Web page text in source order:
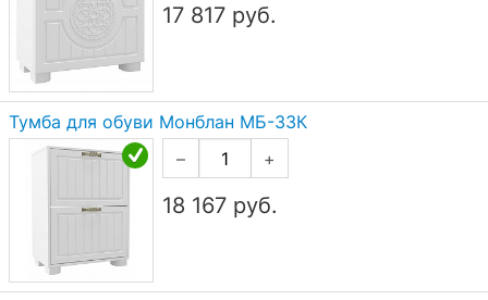
17 817 руб.
Тумба для обуви Монблан МБ-33К
–
+
18 167 руб.